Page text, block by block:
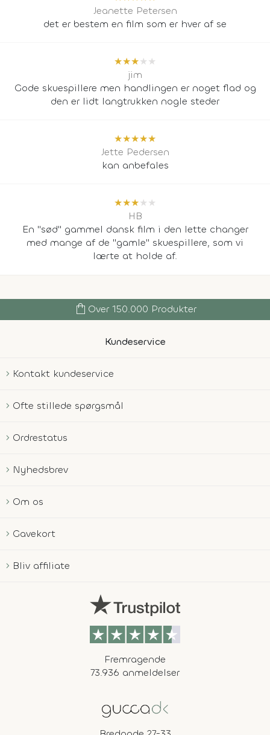
Jeanette Petersen
det er bestem en film som er hver af se
★★★★★
jim
Gode skuespillere men handlingen er noget flad og
den er lidt langtrukken nogle steder
★★★★★
Jette Pedersen
kan anbefales
★★★★★
HB
En "sød" gammel dansk film i den lette changer
med mange af de "gamle" skuespillere, som vi
lærte at holde af.
shopping_bag Over 150.000 Produkter
Kundeservice
Kontakt kundeservice
Ofte stillede spørgsmål
Ordrestatus
Nyhedsbrev
Om os
Gavekort
Bliv affiliate
Fremragende
73.936 anmeldelser